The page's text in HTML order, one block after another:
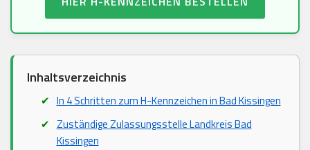
Inhaltsverzeichnis
In 4 Schritten zum H-Kennzeichen in Bad Kissingen
Zuständige Zulassungsstelle Landkreis Bad
Kissingen